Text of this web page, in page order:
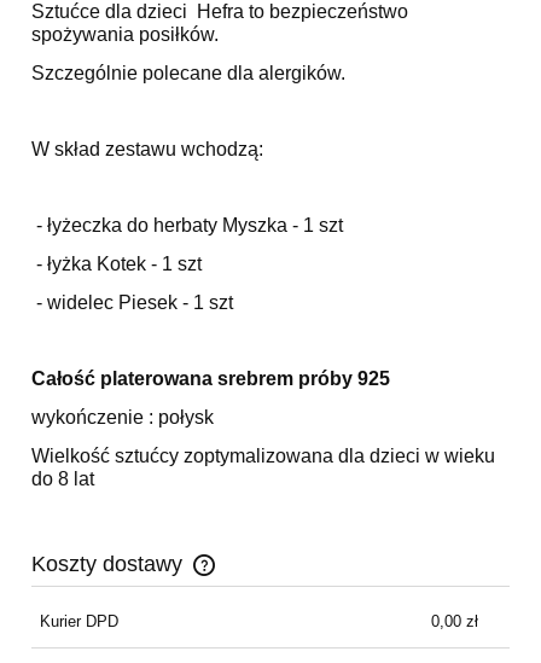
Sztućce dla dzieci Hefra to bezpieczeństwo
spożywania posiłków.
Szczególnie polecane dla alergików.
W skład zestawu wchodzą:
- łyżeczka do herbaty Myszka - 1 szt
- łyżka Kotek - 1 szt
- widelec Piesek - 1 szt
Całość platerowana srebrem próby 925
wykończenie : połysk
Wielkość sztućcy zoptymalizowana dla dzieci w wieku
do 8 lat
Koszty dostawy
Cena nie zawiera ewentualnych kosztów płatności
Kurier DPD 0,00 zł